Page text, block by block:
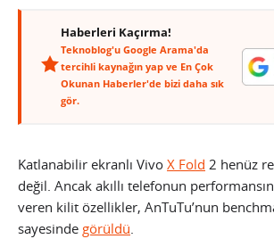
Haberleri Kaçırma!
Teknoblog'u Google Arama'da
tercihli kaynağın yap ve En Çok
Okunan Haberler'de bizi daha sık
gör.
Katlanabilir ekranlı Vivo X Fold 2 henüz
değil. Ancak akıllı telefonun
veren kilit özellikler, AnTuTu’nun
sayesinde görüldü.